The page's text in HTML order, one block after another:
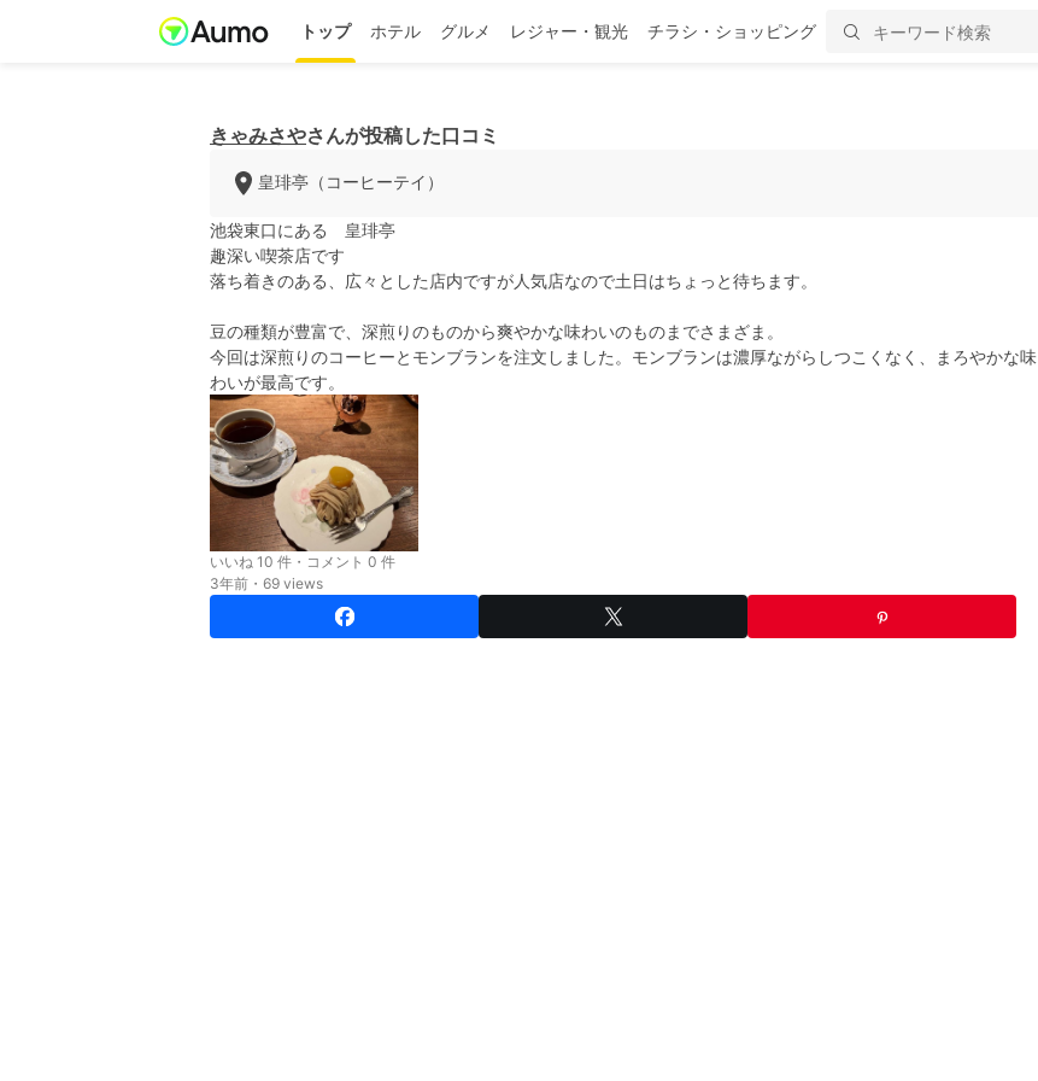
トップ ホテル グルメ レジャー・観光 チラシ・ショッピング
きゃみさやさんが投稿した口コミ
皇琲亭（コーヒーテイ）
池袋東口にある 皇琲亭
趣深い喫茶店です
落ち着きのある、広々とした店内ですが人気店なので土日はちょっと待ちます。
豆の種類が豊富で、深煎りのものから爽やかな味わいのものまでさまざま。
今回は深煎りのコーヒーとモンブランを注文しました。モンブランは濃厚ながらしつこくなく、まろやかな味
わいが最高です。
いいね 10 件・コメント 0 件
3年前・69 views